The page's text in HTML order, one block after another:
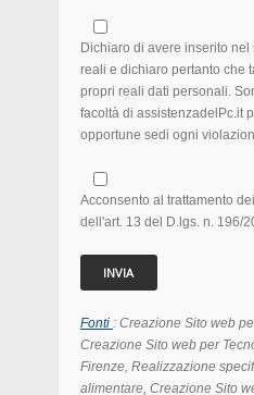
Dichiaro di avere inserito
reali e dichiaro pertanto che
propri reali dati personali.
facoltà di assistenzadelPc.it
opportune sedi ogni
Acconsento al trattamento
dell'art. 13 del D.lgs. n. 196/
Fonti : Creazione Sito web
Creazione Sito web per
Firenze, Realizzazione
alimentare, Creazione Sito